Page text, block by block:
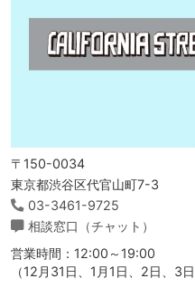
〒150-0034
東京都渋谷区代官山町7-3
03-3461-9725
相談窓口（チャット）
営業時間：12:00～19:00
（12月31日、1月1日、2日、3